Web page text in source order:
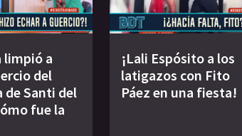
limpió a
del
de Santi del
fue la
¡Lali Espósito a los
latigazos con Fito
Páez en una fiesta!